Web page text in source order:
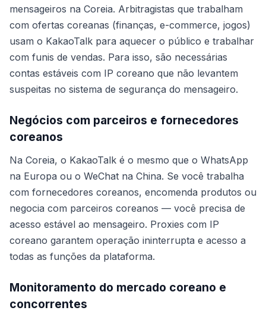
mensageiros na Coreia. Arbitragistas que trabalham
com ofertas coreanas (finanças, e-commerce, jogos)
usam o KakaoTalk para aquecer o público e trabalhar
com funis de vendas. Para isso, são necessárias
contas estáveis com IP coreano que não levantem
suspeitas no sistema de segurança do mensageiro.
Negócios com parceiros e fornecedores
coreanos
Na Coreia, o KakaoTalk é o mesmo que o WhatsApp
na Europa ou o WeChat na China. Se você trabalha
com fornecedores coreanos, encomenda produtos ou
negocia com parceiros coreanos — você precisa de
acesso estável ao mensageiro. Proxies com IP
coreano garantem operação ininterrupta e acesso a
todas as funções da plataforma.
Monitoramento do mercado coreano e
concorrentes